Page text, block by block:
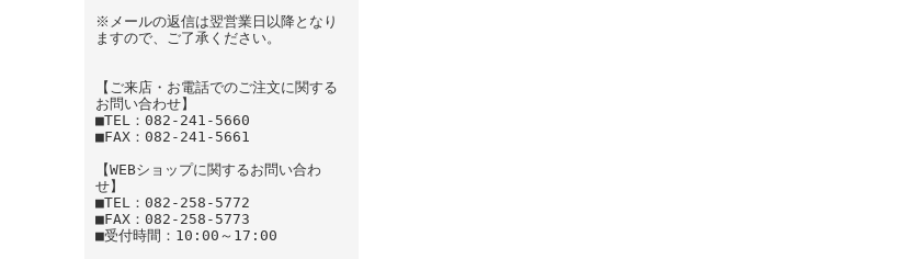
※メールの返信は翌営業日以降となり
ますので、ご了承ください。
【ご来店・お電話でのご注文に関する
お問い合わせ】
■TEL：082-241-5660
■FAX：082-241-5661
【WEBショップに関するお問い合わ
せ】
■TEL：082-258-5772
■FAX：082-258-5773
■受付時間：10:00～17:00